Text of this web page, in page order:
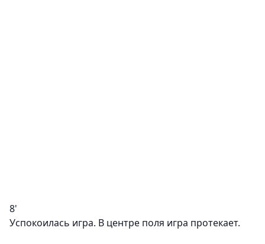
8'
Успокоилась игра. В центре поля игра протекает.